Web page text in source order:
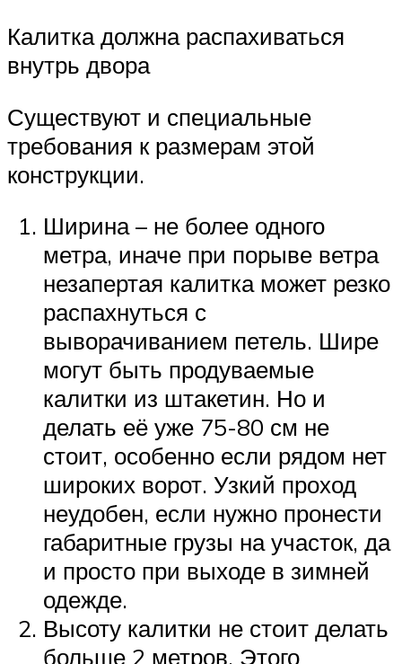
Калитка должна распахиваться
внутрь двора
Существуют и специальные
требования к размерам этой
конструкции.
Ширина – не более одного
метра, иначе при порыве ветра
незапертая калитка может резко
распахнуться с
выворачиванием петель. Шире
могут быть продуваемые
калитки из штакетин. Но и
делать её уже 75-80 см не
стоит, особенно если рядом нет
широких ворот. Узкий проход
неудобен, если нужно пронести
габаритные грузы на участок, да
и просто при выходе в зимней
одежде.
Высоту калитки не стоит делать
больше 2 метров. Этого